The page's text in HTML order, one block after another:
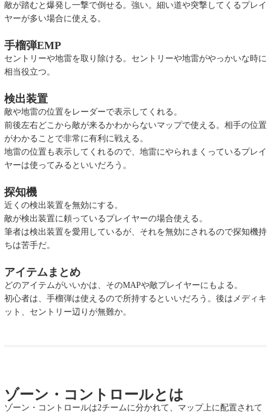
敵が踏むと爆発し一撃で倒せる。強い。細い道や突撃してくるプレイ
ヤーが多い場合に使える。
手榴弾EMP
セントリーや地雷を取り除ける。セントリーや地雷がやっかいな時に
相当役立つ。
検出装置
敵や地雷の位置をレーダーで表示してくれる。
前後左右どこから敵が来るかわからないマップで使える。相手の位置
がわかることで非常に有利に戦える。
地雷の位置も表示してくれるので、地雷にやられまくっているプレイ
ヤーは使ってみるといいだろう。
探知機
近くの検出装置を無効にする。
敵が検出装置に頼っているプレイヤーの場合使える。
筆者は検出装置を愛用しているが、それを無効にされるので探知機持
ちは苦手だ。
アイテムまとめ
どのアイテムがいいかは、そのMAPや敵プレイヤーにもよる。
初心者は、手榴弾は使えるので所持するといいだろう。後はメディキ
ット、セントリー辺りが無難か。
ゾーン・コントロールとは
ゾーン・コントロールは2チームに分かれて、マップ上に配置されて